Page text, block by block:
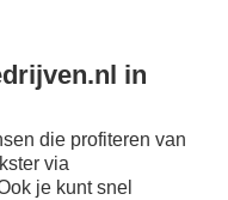
in
die profiteren van
via
je kunt snel